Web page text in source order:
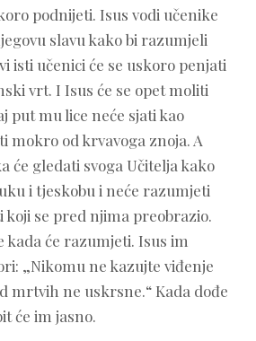
podnijeti. Isus vodi učenike
slavu kako bi razumjeli
isti učenici će se uskoro penjati
vrt. I Isus će se opet moliti
put mu lice neće sjati kao
mokro od krvavoga znoja. A
će gledati svoga Učitelja kako
i tjeskobu i neće razumjeti
koji se pred njima preobrazio.
kada će razumjeti. Isus im
„Nikomu ne kazujte viđenje
mrtvih ne uskrsne.“ Kada dođe
će im jasno.